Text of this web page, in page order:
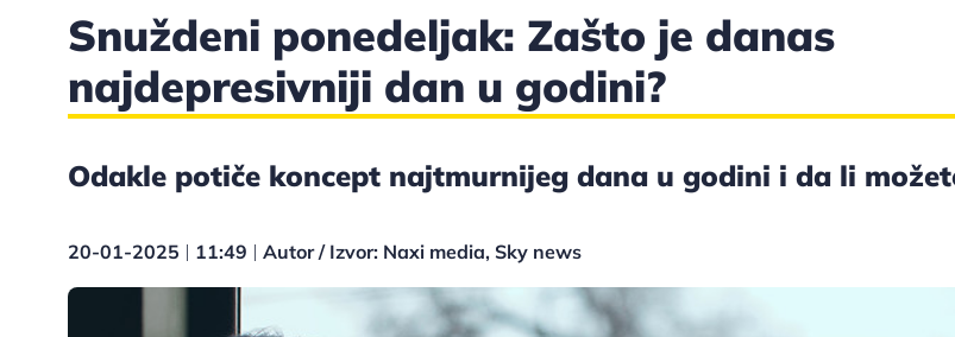
Snuždeni ponedeljak: Zašto je danas
najdepresivniji dan u godini?
Odakle potiče koncept najtmurnijeg dana u godini i da li
20-01-2025 11:49 Autor / Izvor: Naxi media, Sky news